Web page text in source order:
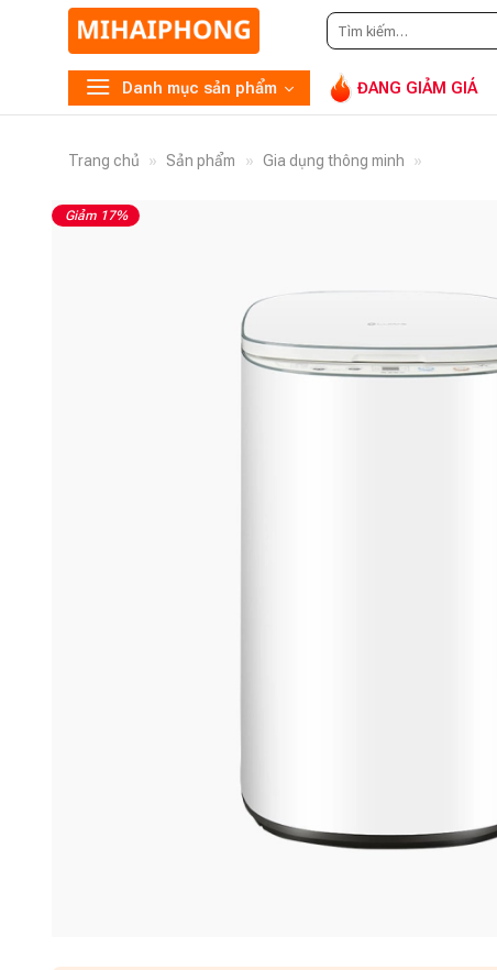
Tìm
kiếm:
Danh mục sản phẩm ĐANG GIẢM GIÁ
Trang chủ » Sản phẩm » Gia dụng thông minh »
Giảm 17%